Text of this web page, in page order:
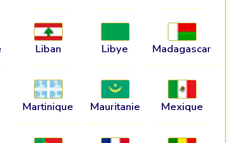
Liban Libye Madagascar
Martinique Mauritanie Mexique